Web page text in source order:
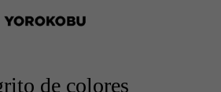
de colores